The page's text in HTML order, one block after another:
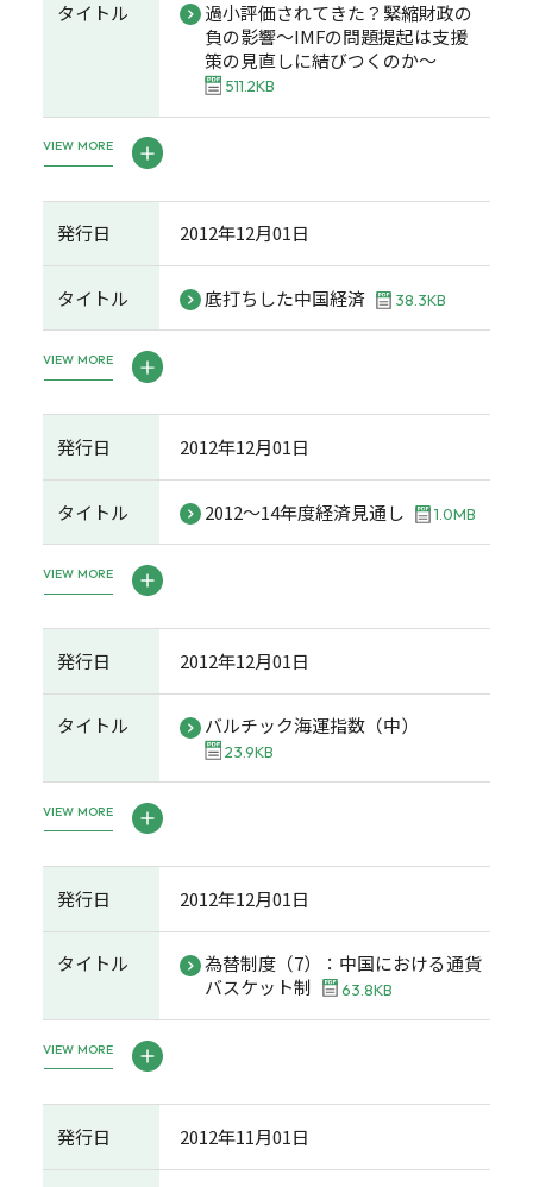
タイトル
過小評価されてきた？緊縮財政の
負の影響～IMFの問題提起は支援
策の見直しに結びつくのか～
511.2KB
VIEW MORE
発行日 2012年12月01日
タイトル 底打ちした中国経済 38.3KB
VIEW MORE
発行日 2012年12月01日
タイトル 2012～14年度経済見通し 1.0MB
VIEW MORE
発行日 2012年12月01日
タイトル バルチック海運指数（中）
23.9KB
VIEW MORE
発行日 2012年12月01日
タイトル
為替制度（7）：中国における通貨
バスケット制
63.8KB
VIEW MORE
発行日 2012年11月01日